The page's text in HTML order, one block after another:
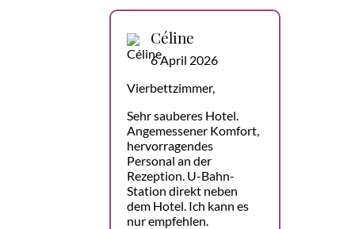
Céline
6 April 2026
Vierbettzimmer,
Sehr sauberes Hotel.
Angemessener Komfort,
hervorragendes
Personal an der
Rezeption. U-Bahn-
Station direkt neben
dem Hotel. Ich kann es
nur empfehlen.